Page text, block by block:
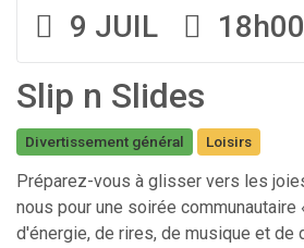
9 JUIL 18h00
Slip n Slides
Divertissement général Loisirs
Préparez-vous à glisser vers les
nous pour une soirée communautaire
d'énergie, de rires, de musique et de